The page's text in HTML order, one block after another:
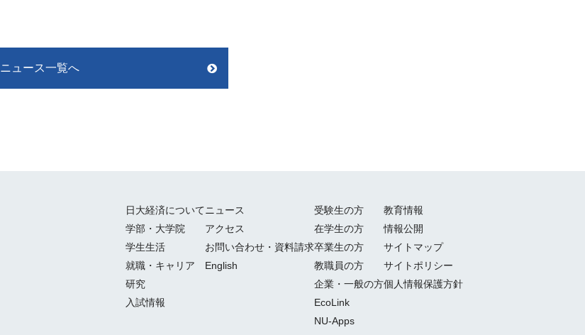
ニュース一覧へ
日大経済について
学部・大学院
学生生活
就職・キャリア
研究
入試情報
ニュース
アクセス
お問い合わせ・資料請求
English
受験生の方
在学生の方
卒業生の方
教職員の方
企業・一般の方
EcoLink
NU-Apps
教育情報
情報公開
サイトマップ
サイトポリシー
個人情報保護方針